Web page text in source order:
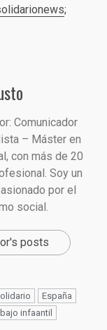
;
Comunicador
– Máster en
con más de 20
Soy un
por el
social.
posts
España
infaantil